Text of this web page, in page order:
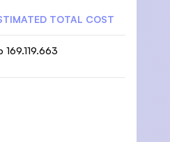
TOTAL COST
169.119.663